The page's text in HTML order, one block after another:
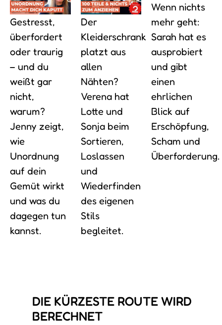
Gestresst,
überfordert
oder traurig
– und du
weißt gar
nicht,
warum?
Jenny zeigt,
wie
Unordnung
auf dein
Gemüt wirkt
und was du
dagegen tun
kannst.
Der
Kleiderschrank
platzt aus
allen
Nähten?
Verena hat
Lotte und
Sonja beim
Sortieren,
Loslassen
und
Wiederfinden
des eigenen
Stils
begleitet.
Wenn nichts
mehr geht:
Sarah hat es
ausprobiert
und gibt
einen
ehrlichen
Blick auf
Erschöpfung,
Scham und
Überforderung.
DIE KÜRZESTE ROUTE WIRD
BERECHNET